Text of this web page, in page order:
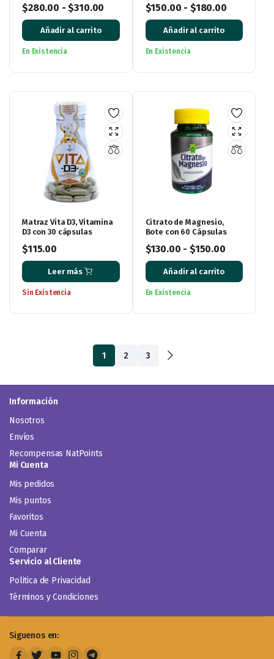
¡Impulsa tu bienestar!
$280.00 - $310.00
Añadir al carrito
En Existencia
$150.00 - $180.00
Añadir al carrito
En Existencia
Matraz Vita D3, Vitamina
D3 con 30 cápsulas
$115.00
Leer más
Sin Existencia
Citrato de Magnesio,
Bote con 60 Cápsulas
$130.00 - $150.00
Añadir al carrito
En Existencia
1 2 3
Información
Nosotros
Envíos
Recompensas NatPoints
Mi Cuenta
Mis pedidos
Mis puntos
Favoritos
Mi Cuenta
Comparar
Servicio al Cliente
Politica de Privacidad
Términos y Condiciones
Siguenos en: